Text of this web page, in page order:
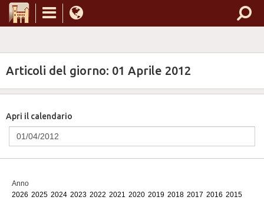
Articoli del giorno: 01 Aprile 2012
Apri il calendario
Anno
2026 2025 2024 2023 2022 2021 2020 2019 2018 2017 2016 2015